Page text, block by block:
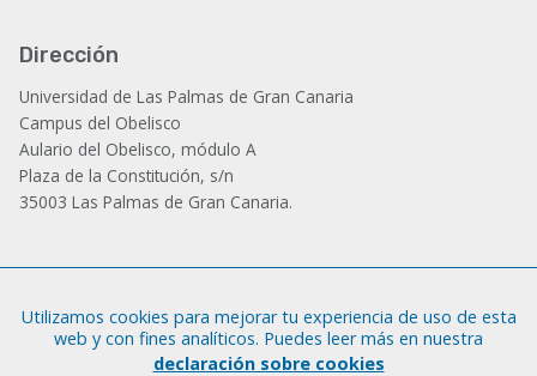
Dirección
Universidad de Las Palmas de Gran Canaria
Campus del Obelisco
Aulario del Obelisco, módulo A
Plaza de la Constitución, s/n
35003 Las Palmas de Gran Canaria.
Tfno.: +34 928 452 771 / 452 787
Fax: +34 928 451 701
Utilizamos cookies para mejorar tu experiencia de uso de esta
web y con fines analíticos. Puedes leer más en nuestra
declaración sobre cookies